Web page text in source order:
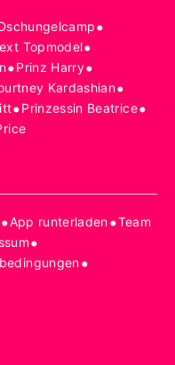
•
Topmodel•
•Prinz Harry•
Kardashian•
•Prinzessin Beatrice•
•App runterladen•Team
•
•